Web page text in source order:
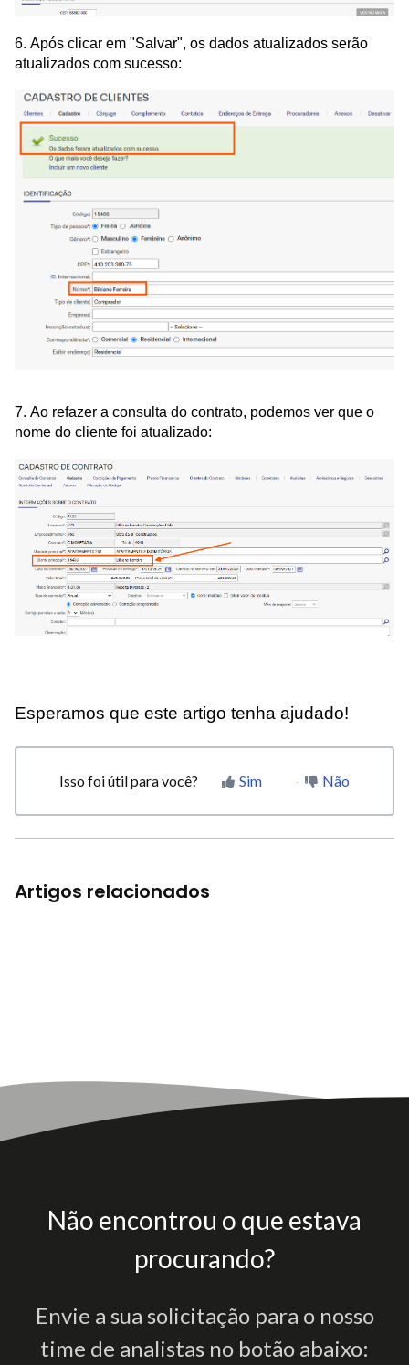
6. Após clicar em "Salvar", os dados atualizados serão
atualizados com sucesso:
7. Ao refazer a consulta do contrato, podemos ver que o
nome do cliente foi atualizado:
Esperamos que este artigo tenha ajudado!
Isso foi útil para você? Sim Não
Artigos relacionados
Não encontrou o que estava
procurando?
Envie a sua solicitação para o nosso
time de analistas no botão abaixo: